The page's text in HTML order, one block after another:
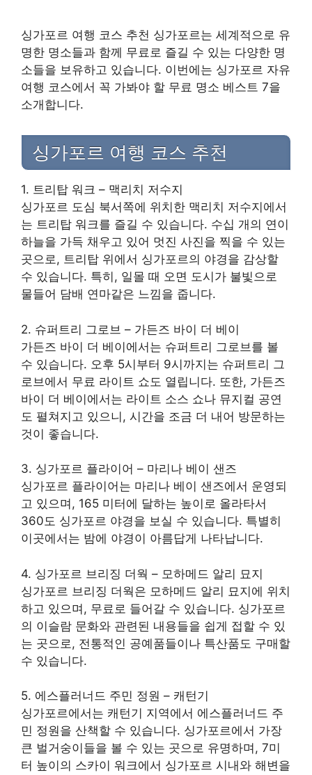
싱가포르 여행 코스 추천 싱가포르는 세계적으로 유
명한 명소들과 함께 무료로 즐길 수 있는 다양한 명
소들을 보유하고 있습니다. 이번에는 싱가포르 자유
여행 코스에서 꼭 가봐야 할 무료 명소 베스트 7을
소개합니다.
싱가포르 여행 코스 추천
1. 트리탑 워크 – 맥리치 저수지
싱가포르 도심 북서쪽에 위치한 맥리치 저수지에서
는 트리탑 워크를 즐길 수 있습니다. 수십 개의 연이
하늘을 가득 채우고 있어 멋진 사진을 찍을 수 있는
곳으로, 트리탑 위에서 싱가포르의 야경을 감상할
수 있습니다. 특히, 일몰 때 오면 도시가 불빛으로
물들어 담배 연마같은 느낌을 줍니다.
2. 슈퍼트리 그로브 – 가든즈 바이 더 베이
가든즈 바이 더 베이에서는 슈퍼트리 그로브를 볼
수 있습니다. 오후 5시부터 9시까지는 슈퍼트리 그
로브에서 무료 라이트 쇼도 열립니다. 또한, 가든즈
바이 더 베이에서는 라이트 소스 쇼나 뮤지컬 공연
도 펼쳐지고 있으니, 시간을 조금 더 내어 방문하는
것이 좋습니다.
3. 싱가포르 플라이어 – 마리나 베이 샌즈
싱가포르 플라이어는 마리나 베이 샌즈에서 운영되
고 있으며, 165 미터에 달하는 높이로 올라타서
360도 싱가포르 야경을 보실 수 있습니다. 특별히
이곳에서는 밤에 야경이 아름답게 나타납니다.
4. 싱가포르 브리징 더웍 – 모하메드 알리 묘지
싱가포르 브리징 더웍은 모하메드 알리 묘지에 위치
하고 있으며, 무료로 들어갈 수 있습니다. 싱가포르
의 이슬람 문화와 관련된 내용들을 쉽게 접할 수 있
는 곳으로, 전통적인 공예품들이나 특산품도 구매할
수 있습니다.
5. 에스플러너드 주민 정원 – 캐턴기
싱가포르에서는 캐턴기 지역에서 에스플러너드 주
민 정원을 산책할 수 있습니다. 싱가포르에서 가장
큰 벌거숭이들을 볼 수 있는 곳으로 유명하며, 7미
터 높이의 스카이 워크에서 싱가포르 시내와 해변을